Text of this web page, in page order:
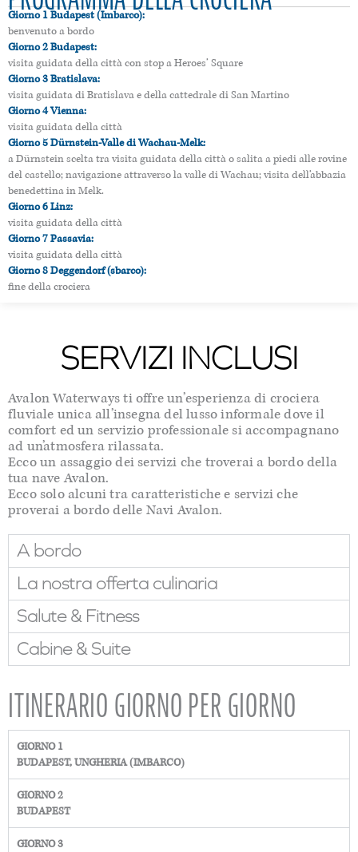
Giorno 1 Budapest (Imbarco):
benvenuto a bordo
Giorno 2 Budapest:
visita guidata della città con stop a Heroes’ Square
Giorno 3 Bratislava:
visita guidata di Bratislava e della cattedrale di San Martino
Giorno 4 Vienna:
visita guidata della città
Giorno 5 Dürnstein-Valle di Wachau-Melk:
a Dürnstein scelta tra visita guidata della città o salita a piedi alle rovine
del castello; navigazione attraverso la valle di Wachau; visita dell’abbazia
benedettina in Melk.
Giorno 6 Linz:
visita guidata della città
Giorno 7 Passavia:
visita guidata della città
Giorno 8 Deggendorf (sbarco):
fine della crociera
SERVIZI INCLUSI
Avalon Waterways ti offre un’esperienza di crociera
fluviale unica all’insegna del lusso informale dove il
comfort ed un servizio professionale si accompagnano
ad un’atmosfera rilassata.
Ecco un assaggio dei servizi che troverai a bordo della
tua nave Avalon.
Ecco solo alcuni tra caratteristiche e servizi che
proverai a bordo delle Navi Avalon.
A bordo
La nostra offerta culinaria
Salute & Fitness
Cabine & Suite
ITINERARIO GIORNO PER GIORNO
GIORNO 1
BUDAPEST, UNGHERIA (IMBARCO)
GIORNO 2
BUDAPEST
GIORNO 3